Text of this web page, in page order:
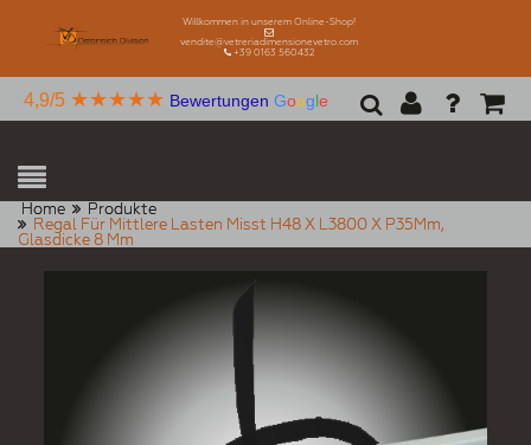
Willkommen in unserem Online-Shop!
vendite@vetreriadimensionevetro.com
+39 0163 560432
4,9/5 ★★★★★ Bewertungen Google
Home
Produkte
Regal Für Mittlere Lasten Misst H48 X L3800 X P35Mm,
Glasdicke 8 Mm